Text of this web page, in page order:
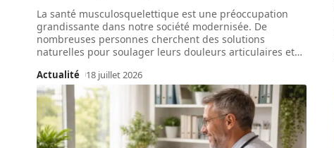
La santé musculosquelettique est une préoccupation
grandissante dans notre société modernisée. De
nombreuses personnes cherchent des solutions
naturelles pour soulager leurs douleurs articulaires et…
Actualité 18 juillet 2026